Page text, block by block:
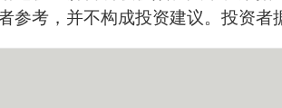
参考，并不构成投资建议。投资者